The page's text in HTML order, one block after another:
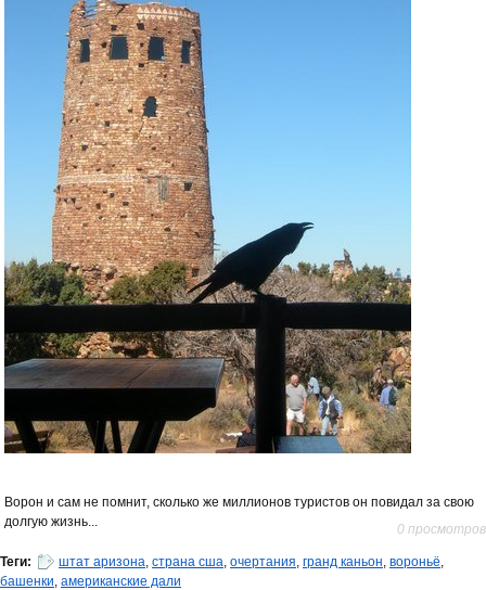
Ворон и сам не помнит, сколько же миллионов туристов он повидал за свою
долгую жизнь...
0 просмотров
Теги: штат аризона, страна сша, очертания, гранд каньон, вороньё,
башенки, американские дали